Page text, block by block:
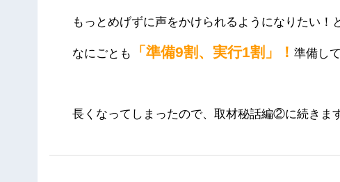
もっとめげずに声をかけられるようになりたい！
なにごとも 「準備9割、実行1割」！準備し
長くなってしまったので、取材秘話編②に続きま